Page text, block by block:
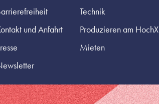
und Anfahrt
Technik
Produzieren am HochX
Mieten